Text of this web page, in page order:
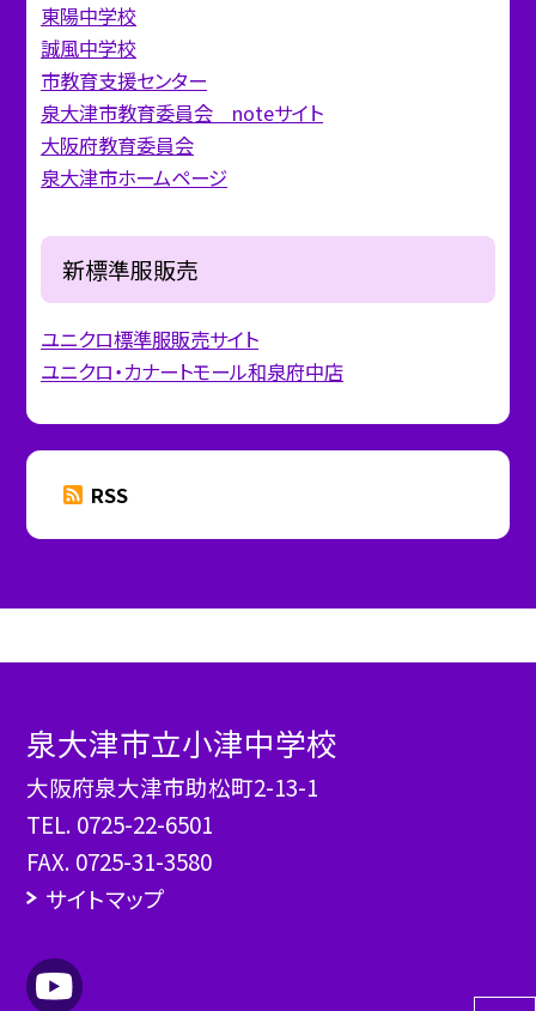
東陽中学校
誠風中学校
市教育支援センター
泉大津市教育委員会 noteサイト
大阪府教育委員会
泉大津市ホームページ
新標準服販売
ユニクロ標準服販売サイト
ユニクロ・カナートモール和泉府中店
RSS
泉大津市立小津中学校
大阪府泉大津市助松町2-13-1
TEL. 0725-22-6501
FAX. 0725-31-3580
サイトマップ